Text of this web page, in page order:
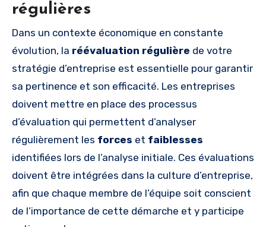
régulières
Dans un contexte économique en constante
évolution, la réévaluation régulière de votre
stratégie d’entreprise est essentielle pour garantir
sa pertinence et son efficacité. Les entreprises
doivent mettre en place des processus
d’évaluation qui permettent d’analyser
régulièrement les forces et faiblesses
identifiées lors de l’analyse initiale. Ces évaluations
doivent être intégrées dans la culture d’entreprise,
afin que chaque membre de l’équipe soit conscient
de l’importance de cette démarche et y participe